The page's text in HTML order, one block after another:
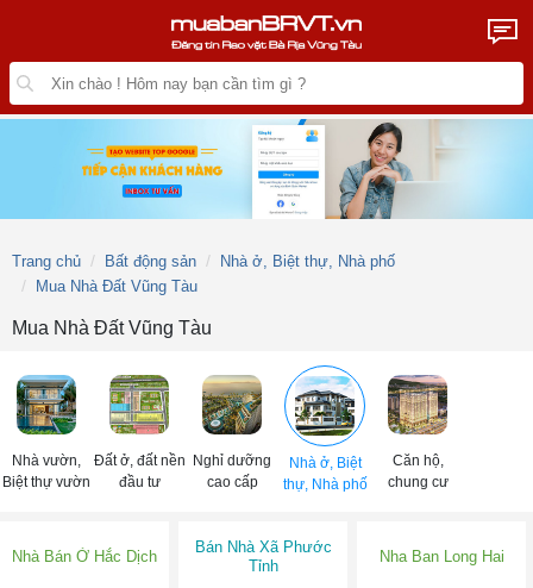
Trang chủ Bất động sản
Nhà ở, Biệt thự, Nhà phố
Mua Nhà Đất Vũng Tàu
Mua Nhà Đất Vũng Tàu
Nhà vườn,
Biệt thự vườn
Đất ở, đất nền
đầu tư
Nghỉ dưỡng
cao cấp
Nhà ở, Biệt
thự, Nhà phố
Căn hộ,
chung cư
Nhà Bán Ở Hắc Dịch
Bán Nhà Xã Phước
Tỉnh
Nha Ban Long Hai